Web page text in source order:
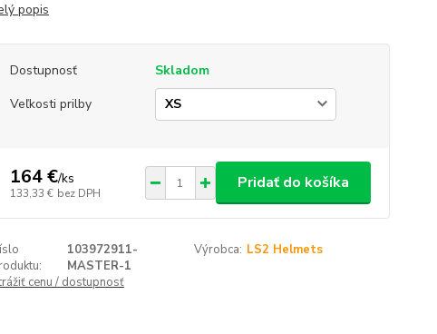
popis
Dostupnosť
Skladom
Veľkosti prilby
164 €/ks
133,33 € bez DPH
Pridať do košíka
103972911-
MASTER-1
Výrobca: LS2 Helmets
cenu / dostupnosť